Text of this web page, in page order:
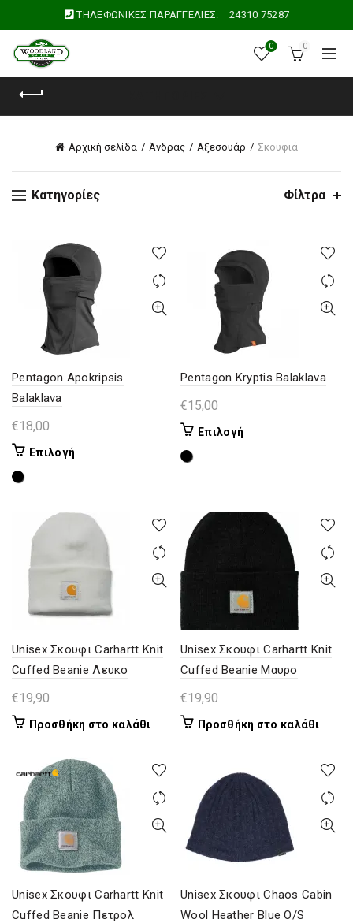
ΤΗΛΕΦΩΝΙΚΕΣ ΠΑΡΑΓΓΕΛΙΕΣ: 24310 75287
0 0
Αρχική σελίδα Άνδρας Αξεσουάρ Σκουφιά
Κατηγορίες Φίλτρα
Pentagon Apokripsis
Balaklava
€18,00
Επιλογή
πολλαπλές
παραλλαγές.
επιλογές
μπορούν
να
σελίδα
του
Pentagon Kryptis Balaklava
€15,00
Επιλογή
παραλλαγές.
επιλεγούν
του
προϊόντος
Unisex Σκουφι Carhartt Knit
Cuffed Beanie Λευκο
€19,90
Προσθήκη στο καλάθι
Unisex Σκουφι Carhartt Knit
Cuffed Beanie Μαυρο
€19,90
Προσθήκη στο καλάθι
Unisex Σκουφι Carhartt Knit
Cuffed Beanie Πετρολ
Unisex Σκουφι Chaos Cabin
Wool Heather Blue O/S